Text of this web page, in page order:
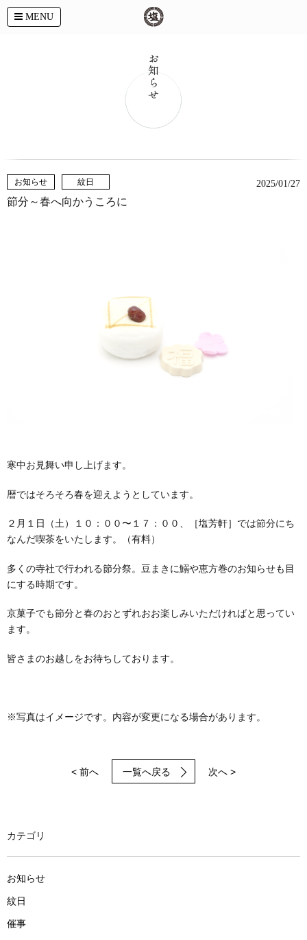
MENU
2025/01/27
お知らせ 紋日
節分～春へ向かうころに
寒中お見舞い申し上げます。
暦ではそろそろ春を迎えようとしています。
２月１日（土）１０：００〜１７：００、［塩芳軒］では節分にち
なんだ喫茶をいたします。（有料）
多くの寺社で行われる節分祭。豆まきに鰯や恵方巻のお知らせも目
にする時期です。
京菓子でも節分と春のおとずれおお楽しみいただければと思ってい
ます。
皆さまのお越しをお待ちしております。
※写真はイメージです。内容が変更になる場合があります。
< 前へ 次へ >
一覧へ戻る
カテゴリ
お知らせ
紋日
催事